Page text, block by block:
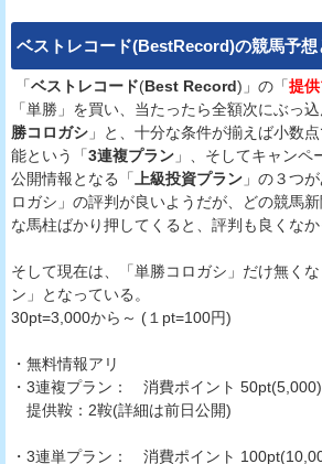
ベストレコード(BestRecord)の競馬予
「ベストレコード(Best Record)」の「提
「単勝」を買い、当たったら全額次にぶっ
勝コロガシ 」と、十分な条件が揃えば小数
能という「3連複プラン 」、そしてキャンペ
公開情報となる「
上級投資プラン 」の３つ
ロガシ」の評判が良いようだが、どの競馬
な馬柱ばかり押してくると、評判も良くなか
そして現在は、「単勝コロガシ」だけ無く
ン」となっている。
30pt=3,000から～ (１pt=100円)
・無料情報アリ
・3連複プラン： 消費ポイント 50pt(5,000)
提供鞍：2鞍(詳細は前日公開)
・3連単プラン： 消費ポイント